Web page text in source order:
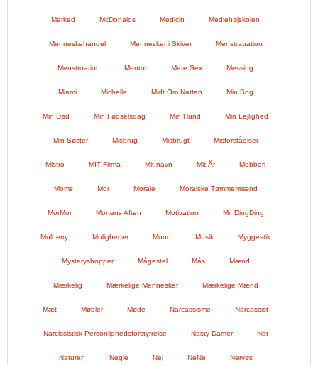
Marked McDonalds Medicin Mediehøjskolen
Menneskehandel Mennesker i Skiver Menstrauation
Menstruation Mentor Mere Sex Messing
Miami Michelle Midt Om Natten Min Bog
Min Død Min Fødselsdag Min Hund Min Lejlighed
Min Søster Misbrug Misbrugt Misforståelser
Mistro MIT Firma Mit navn Mit År Mobberi
Moms Mor Morale Moralske Tømmermænd
MorMor Mortens Aften Motivation Mr. DingDing
Mulberry Muligheder Mund Musik Myggestik
Mysteryshopper Mågestel Mås Mænd
Mærkelig Mærkelige Mennesker Mærkelige Mænd
Mæt Møbler Møde Narcassisme Narcassist
Narcissistisk Personlighedsforstyrrelse Nasty Damer Nat
Naturen Negle Nej NeNe Nervøs